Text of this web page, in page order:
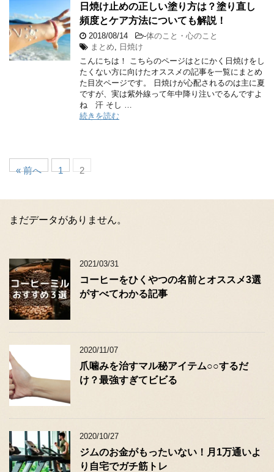
日焼け止めの正しい塗り方は？塗り直し
頻度とケア方法についても解説！
2018/08/14 -体のこと・心のこと
まとめ
日焼け
こんにちは！ こちらのページはとにかく日焼けをし
たくない方に向けたオススメの記事を一覧にまとめ
た目次ページです。 日焼けが心配されるのは主に夏
ですが、実は紫外線って年中降り注いでるんですよ
ね 汗 そし …
続きを読む
« 前へ 1 2
まだデータがありません。
2021/03/31
コーヒーをひくやつの名前とオススメ3選
がすべてわかる記事
2020/11/07
爪噛みを治すマル秘アイテム○○するだ
け？最強すぎてビビる
2020/10/27
ジムのお金がもったいない！月1万通いよ
り自宅でガチ筋トレ